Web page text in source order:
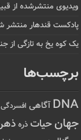
ویدیوی منتشرشده از
پادکست قندهار منتشر
یک کوه یخ به تازگی از
برچسب‌ها
DNA آگاهی افسردگی
جهانحیات ذره